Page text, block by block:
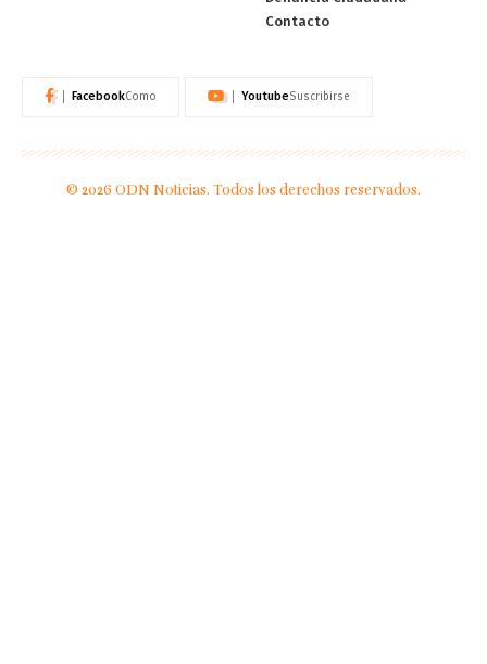
Contacto
FacebookComo YoutubeSuscribirse
© 2026 ODN Noticias. Todos los derechos reservados.